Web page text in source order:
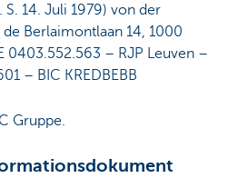
S. 14. Juli 1979) von der
Berlaimontlaan 14, 1000
0403.552.563 – RJP Leuven –
– BIC KREDBEBB
Gruppe.